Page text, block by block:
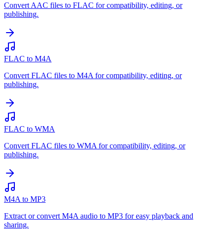
Convert AAC files to FLAC for compatibility, editing, or
publishing.
FLAC to M4A
Convert FLAC files to M4A for compatibility, editing, or
publishing.
FLAC to WMA
Convert FLAC files to WMA for compatibility, editing, or
publishing.
M4A to MP3
Extract or convert M4A audio to MP3 for easy playback and
sharing.